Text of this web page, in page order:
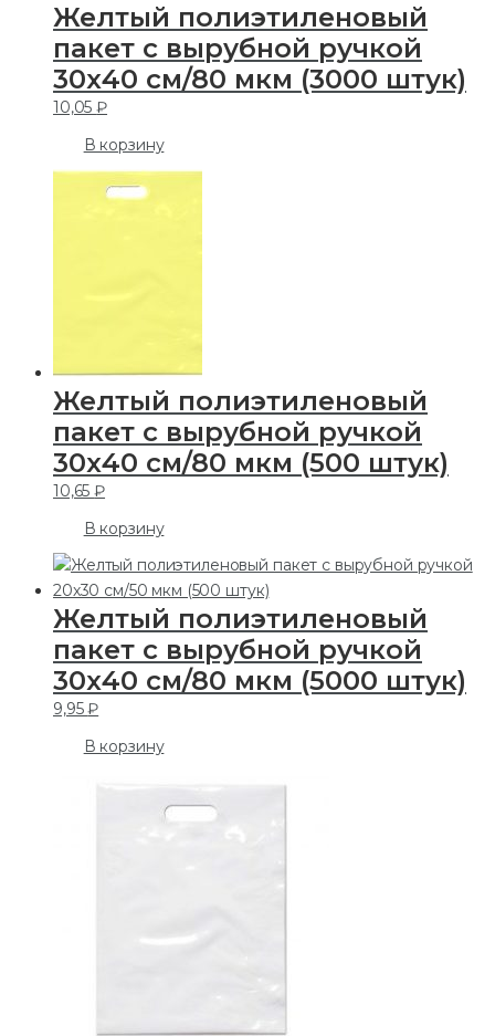
Желтый полиэтиленовый
пакет с вырубной ручкой
30х40 см/80 мкм (3000 штук)
10,05₽
В корзину
Желтый полиэтиленовый
пакет с вырубной ручкой
30х40 см/80 мкм (500 штук)
10,65₽
В корзину
Желтый полиэтиленовый
пакет с вырубной ручкой
30х40 см/80 мкм (5000 штук)
9,95₽
В корзину